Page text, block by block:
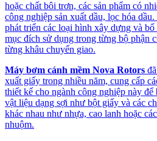
hoặc chất bôi trơn, các sản phẩm có
công nghiệp sản xuất dầu, lọc hóa
phát triển các loại hình xây dựng và
mục đích sử dụng trong từng bộ phận
từng khâu chuyển giao.
Máy bơm cánh mềm Nova Rotors
xuất giấy trong nhiều năm, cung cấp
thiết kế cho ngành công nghiệp này
vật liệu dạng sợi như bột giấy và các
khác nhau như nhựa, cao lanh hoặc
nhuộm.